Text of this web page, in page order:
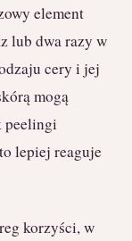
element
lub dwa razy w
cery i jej
mogą
peelingi
lepiej reaguje
korzyści, w